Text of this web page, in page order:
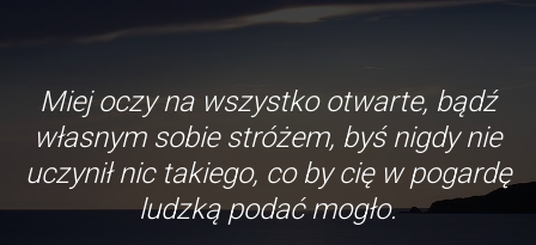
Miej oczy na wszystko otwarte, bądź
własnym sobie stróżem, byś nigdy nie
uczynił nic takiego, co by cię w pogardę
ludzką podać mogło.